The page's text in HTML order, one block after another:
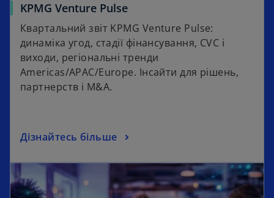
KPMG Venture Pulse
Квартальний звіт KPMG Venture Pulse:
динаміка угод, стадії фінансування, CVC і
виходи, регіональні тренди
Americas/APAC/Europe. Інсайти для рішень,
партнерств і M&A.
Дізнайтесь більше